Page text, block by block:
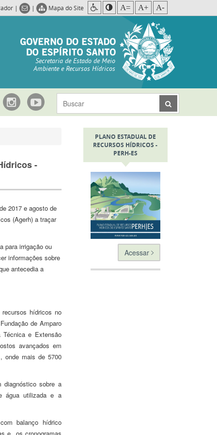
| | Mapa do Site A= A+ A-
Secretaria de Estado de Meio
Ambiente e Recursos Hídricos
-
2017 e agosto de
(Agerh) a traçar
para irrigação ou
informações sobre
antecedia a
hídricos no
de Amparo
e Extensão
avançados em
onde mais de 5700
sobre a
água utilizada e a
balanço hídrico
PLANO ESTADUAL DE
RECURSOS HÍDRICOS -
PERH-ES
Acessar